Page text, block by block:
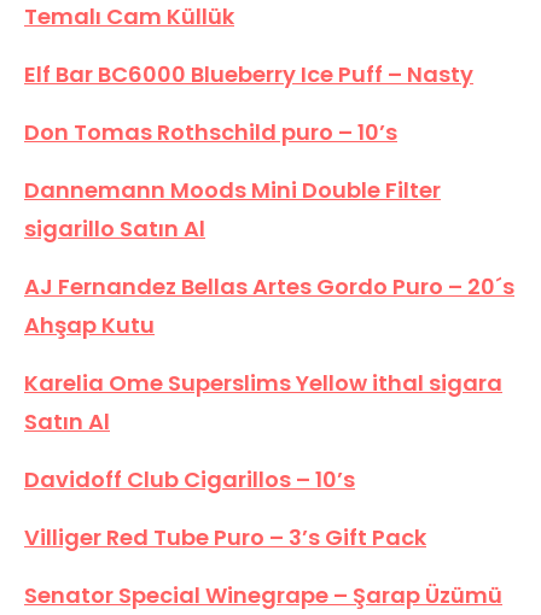
Temalı Cam Küllük
Elf Bar BC6000 Blueberry Ice Puff – Nasty
Don Tomas Rothschild puro – 10’s
Dannemann Moods Mini Double Filter
sigarillo Satın Al
AJ Fernandez Bellas Artes Gordo Puro – 20´s
Ahşap Kutu
Karelia Ome Superslims Yellow ithal sigara
Satın Al
Davidoff Club Cigarillos – 10’s
Villiger Red Tube Puro – 3’s Gift Pack
Senator Special Winegrape – Şarap Üzümü